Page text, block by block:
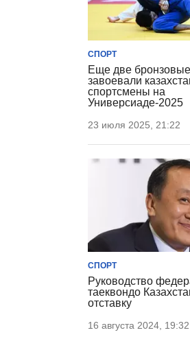
СПОРТ
Еще две
завоевали
спортсмены на
Универсиаде-2025
23 июля 2025, 21:22
СПОРТ
Руководство
таеквондо
отставку
16 августа 2024, 19:32